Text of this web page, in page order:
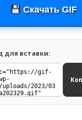
Скачать GIF
для вставки: